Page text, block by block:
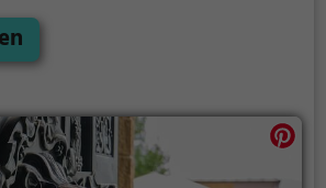
Aspekte aus längst
und bietet einen kleinen